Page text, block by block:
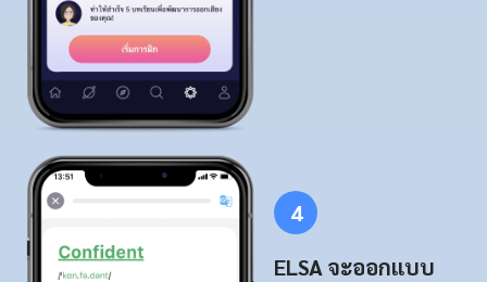
4
ELSA จะออกแบบ